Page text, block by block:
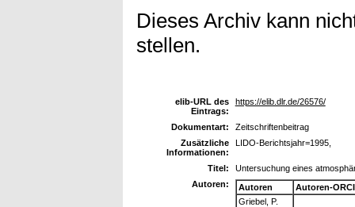
Dieses Archiv kann
stellen.
elib-URL des
Eintrags:
https://elib.dlr.de/26576/
Dokumentart:
Zeitschriftenbeitrag
Zusätzliche
Informationen:
LIDO-Berichtsjahr=1995,
Titel:
Untersuchung eines
Autoren:
Autoren
Autoren-
Griebel, P.